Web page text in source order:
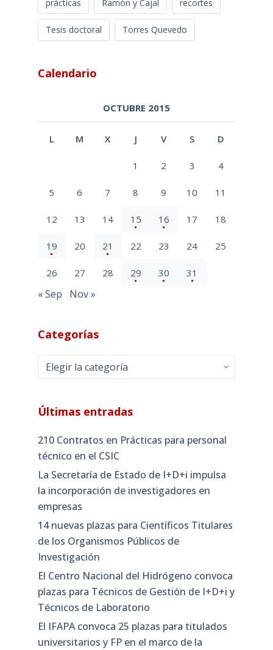
prácticas Ramón y Cajal recortes
Tesis doctoral Torres Quevedo
Calendario
OCTUBRE 2015
L M X J V S D
1 2 3 4
5 6 7 8 9 10 11
12 13 14 15 16 17 18
19 20 21 22 23 24 25
26 27 28 29 30 31
« Sep Nov »
Categorías
Categorías
Últimas entradas
210 Contratos en Prácticas para personal
técnico en el CSIC
La Secretaría de Estado de I+D+i impulsa
la incorporación de investigadores en
empresas
14 nuevas plazas para Científicos Titulares
de los Organismos Públicos de
Investigación
El Centro Nacional del Hidrógeno convoca
plazas para Técnicos de Gestión de I+D+i y
Técnicos de Laboratorio
El IFAPA convoca 25 plazas para titulados
universitarios y FP en el marco de la